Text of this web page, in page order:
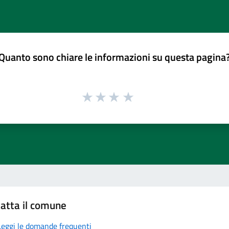
sono chiare le informazioni su questa
il comune
le domande frequenti